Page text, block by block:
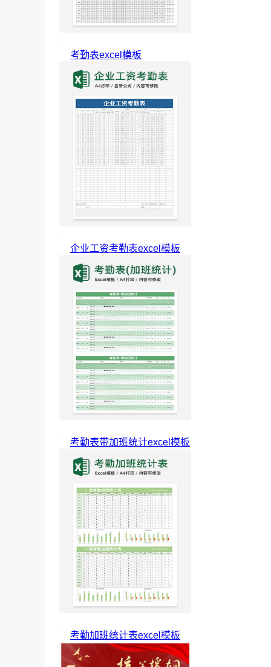
考勤表excel模板
企业工资考勤表excel模板
考勤表带加班统计excel模板
考勤加班统计表excel模板